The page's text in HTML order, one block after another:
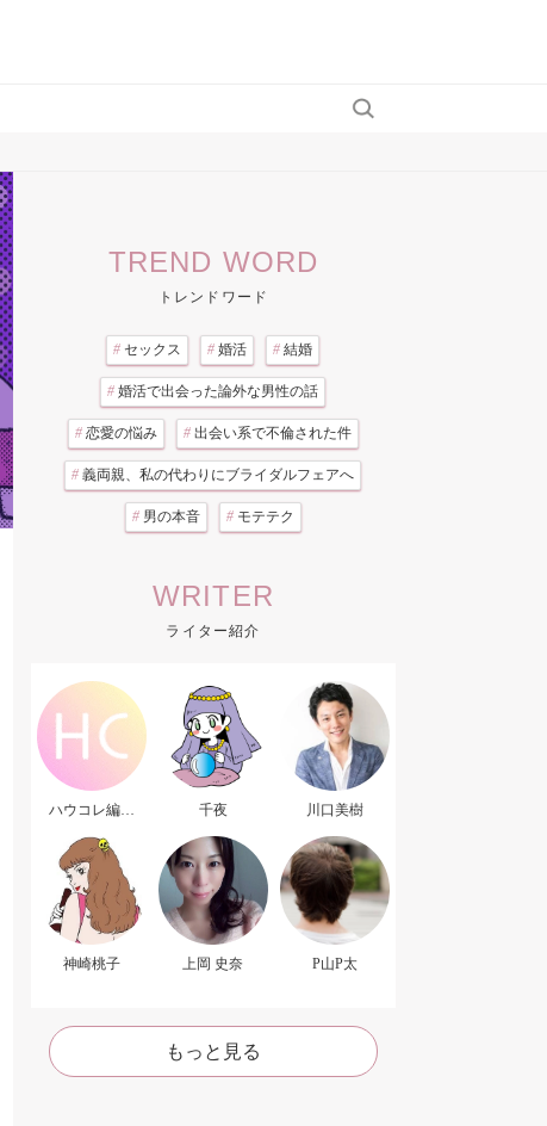
TREND WORD
トレンドワード
# セックス # 婚活 # 結婚
# 婚活で出会った論外な男性の話
# 恋愛の悩み # 出会い系で不倫された件
# 義両親、私の代わりにブライダルフェアへ
# 男の本音 # モテテク
WRITER
ライター紹介
ハウコレ編集
千夜 川口美樹
神崎桃子 上岡 史奈 P山P太
もっと見る